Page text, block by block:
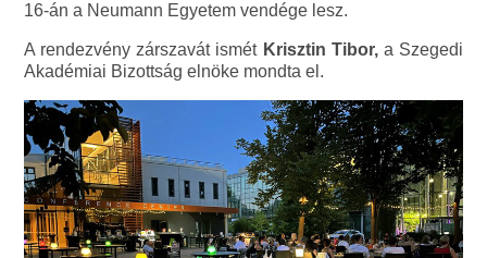
16-án a Neumann Egyetem vendége lesz.
A rendezvény zárszavát ismét Krisztin Tibor,a Szegedi
Akadémiai Bizottság elnöke mondta el.